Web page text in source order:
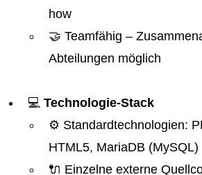
how
🤝 Teamfähig –
Abteilungen möglich
💻 Technologie-Stack
⚙️ Standardtechnologien:
HTML5, MariaDB (MySQL)
🔌 Einzelne externe